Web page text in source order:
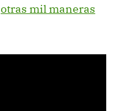
otras mil maneras